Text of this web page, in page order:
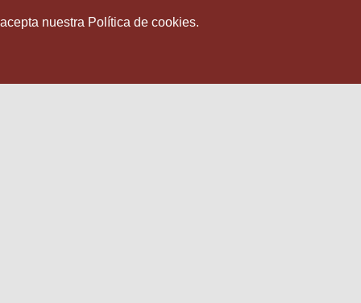
nuestra Política de cookies.